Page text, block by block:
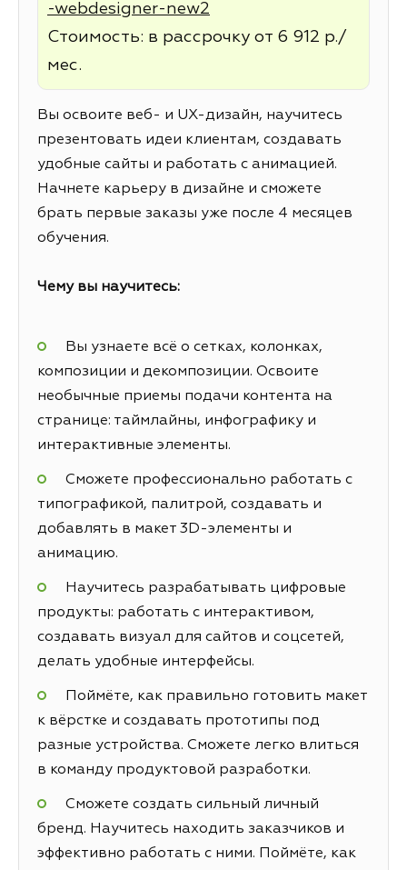
-webdesigner-new2
Стоимость: в рассрочку от 6 912 р./
мес.
Вы освоите веб- и UX-дизайн, научитесь
презентовать идеи клиентам, создавать
удобные сайты и работать с анимацией.
Начнете карьеру в дизайне и сможете
брать первые заказы уже после 4 месяцев
обучения.
Чему вы научитесь:
Вы узнаете всё о сетках, колонках,
композиции и декомпозиции. Освоите
необычные приемы подачи контента на
странице: таймлайны, инфографику и
интерактивные элементы.
Сможете профессионально работать с
типографикой, палитрой, создавать и
добавлять в макет 3D-элементы и
анимацию.
Научитесь разрабатывать цифровые
продукты: работать с интерактивом,
создавать визуал для сайтов и соцсетей,
делать удобные интерфейсы.
Поймёте, как правильно готовить макет
к вёрстке и создавать прототипы под
разные устройства. Сможете легко влиться
в команду продуктовой разработки.
Сможете создать сильный личный
бренд. Научитесь находить заказчиков и
эффективно работать с ними. Поймёте, как